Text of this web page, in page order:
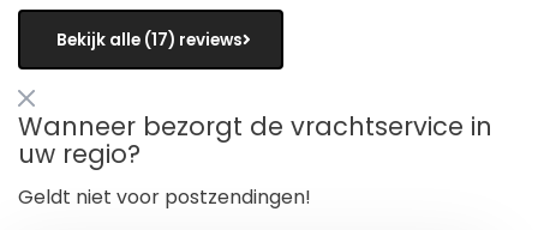
Bekijk alle (17) reviews
Wanneer bezorgt de vrachtservice in
uw regio?
Geldt niet voor postzendingen!